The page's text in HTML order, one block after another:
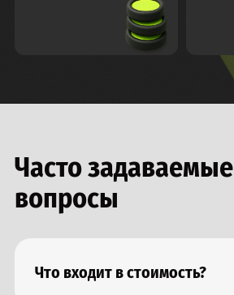
Часто задаваемые
вопросы
Что входит в стоимость?